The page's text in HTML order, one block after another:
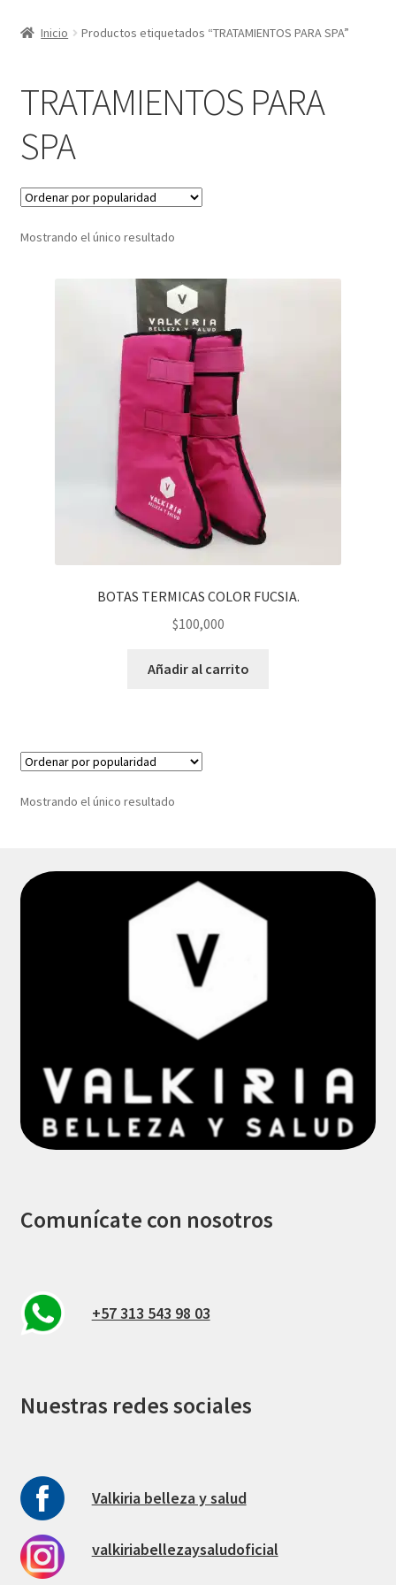
Inicio Productos etiquetados “TRATAMIENTOS PARA SPA”
TRATAMIENTOS PARA
SPA
Mostrando el único resultado
BOTAS TERMICAS COLOR FUCSIA.
$100,000
Añadir al carrito
Mostrando el único resultado
Comunícate con nosotros
+57 313 543 98 03
Nuestras redes sociales
Valkiria belleza y salud
valkiriabellezaysaludoficial